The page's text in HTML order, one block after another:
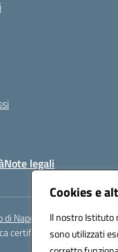
Cookies e
Il nostro Istituto
sono utilizzati
Note legali
Napoli
certificata (PEC):